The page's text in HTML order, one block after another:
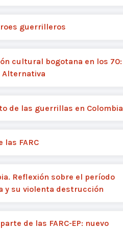
guerrilleros
cultural bogotana en los 70:
Alternativa
de las guerrillas en Colombia
las FARC
Reflexión sobre el período
y su violenta destrucción
de las FARC-EP: nuevo